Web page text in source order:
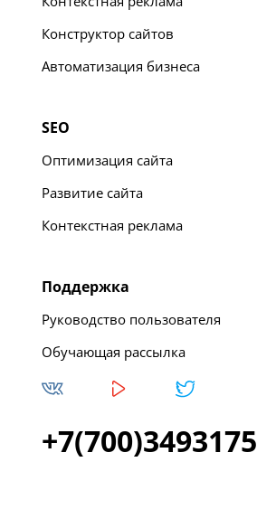
Конструктор сайтов
Автоматизация бизнеса
SEO
Оптимизация сайта
Развитие сайта
Контекстная реклама
Поддержка
Руководство пользователя
Обучающая рассылка
+7(700)3493175